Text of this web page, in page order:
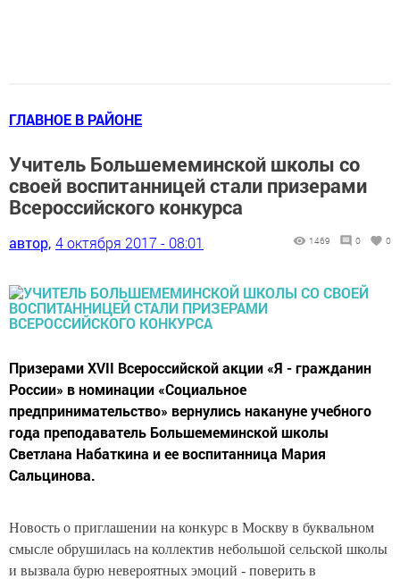
ГЛАВНОЕ В РАЙОНЕ
Учитель Большемеминской школы со
своей воспитанницей стали призерами
Всероссийского конкурса
автор, 4 октября 2017 - 08:01 1469 0 0
Призерами XVII Всероссийской акции «Я - гражданин
России» в номинации «Социальное
предпринимательство» вернулись накануне учебного
года преподаватель Большемеминской школы
Светлана Набаткина и ее воспитанница Мария
Сальцинова.
Новость о приглашении на конкурс в Москву в буквальном
смысле обрушилась на коллектив небольшой сельской школы
и вызвала бурю невероятных эмоций - поверить в